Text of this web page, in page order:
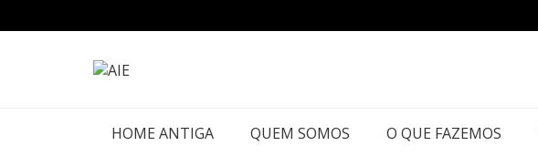
para
HOME ANTIGA QUEM SOMOS O QUE FAZEMOS